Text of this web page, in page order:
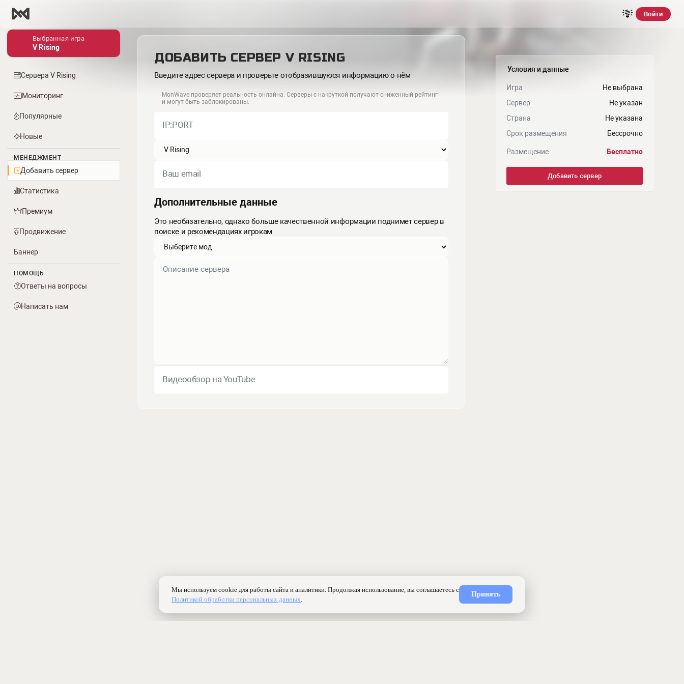
Войти
Выбранная игра
V Rising
Сервера V Rising
Мониторинг
Популярные
Новые
МЕНЕДЖМЕНТ
Добавить сервер
Статистика
Премиум
Продвижение
Баннер
ПОМОЩЬ
Ответы на вопросы
Написать нам
ДОБАВИТЬ СЕРВЕР V RISING
Введите адрес сервера и проверьте отобразившуюся информацию о нём
MonWave проверяет реальность онлайна. Серверы с накруткой получают сниженный рейтинг
и могут быть заблокированы.
IP:PORT
Ваш email
Дополнительные данные
Это необязательно, однако больше качественной информации поднимет сервер в
поиске и рекомендациях игрокам
Видеообзор на YouTube
Условия и данные
Игра
Не выбрана
Сервер
Не указан
Страна
Не указана
Срок размещения
Бессрочно
Размещение Бесплатно
Добавить сервер